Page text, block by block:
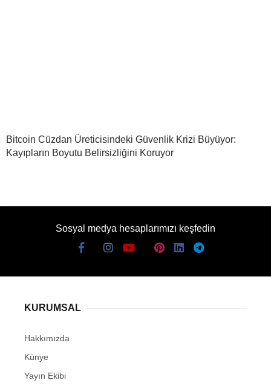
Bitcoin Cüzdan Üreticisindeki Güvenlik Krizi Büyüyor:
Kayıpların Boyutu Belirsizliğini Koruyor
Sosyal medya hesaplarımızı keşfedin
KURUMSAL
Hakkımızda
Künye
Yayın Ekibi